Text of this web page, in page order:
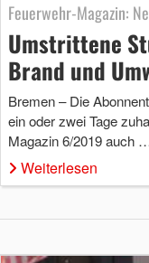
Feuerwehr-Magazin:
Umstrittene
Brand und
Bremen – Die
ein oder zwei Tage
Magazin 6/2019 auch
Weiterlesen